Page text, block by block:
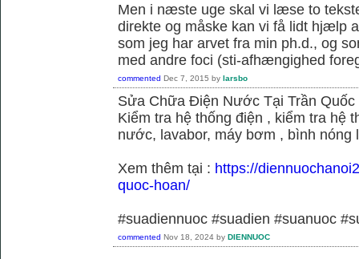
Men i næste uge skal vi læse to
direkte og måske kan vi få lidt hjælp
som jeg har arvet fra min ph.d., og
med andre foci (sti-afhængighed
commented Dec 7, 2015 by larsbo
Sửa Chữa Điện Nước Tại Trần Quốc
Kiểm tra hệ thống điện , kiểm tra hệ
nước, lavabor, máy bơm , bình nóng
Xem thêm tại : https://
quoc-hoan/
#suadiennuoc #suadien #suanuoc
commented Nov 18, 2024 by DIENNUOC